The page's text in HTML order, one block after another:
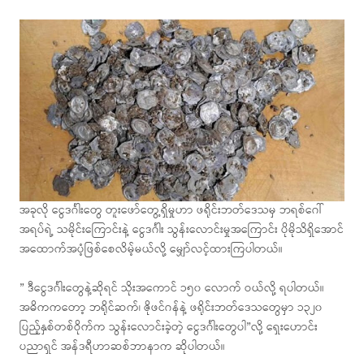
အခုလို ငွေဒင်္ဂါးတွေ တူးဖော်တွေ့ရှိမှုဟာ ဖရိုင်းဘတ်ဒေသမှ ဘရစ်ဂေါ်
အရပ်ရဲ့ သမိုင်းကြောင်းနဲ့ ငွေဒင်္ဂါး သွန်းလောင်းမှုအကြောင်း ပိုမိုသိရှိအောင်
အထောက်အပံ့ဖြစ်စေလိမ့်မယ်လို့ မျှော်လင့်ထားကြပါတယ်။
” ဒီငွေဒင်္ဂါးတွေနဲ့ဆိုရင် သိုးအကောင် ၁၅၀ လောက် ဝယ်လို့ ရပါတယ်။
အဓိကကတော့ ဘရိုင်ဆက်၊ ဇိုဖင်ဂန်နဲ့ ဖရိုင်းဘတ်ဒေသတွေမှာ ၁၃၂၀
ပြည့်နှစ်တစ်ဝိုက်က သွန်းလောင်းခဲ့တဲ့ ငွေဒင်္ဂါးတွေပါ”လို့ ရှေးဟောင်း
ပညာရှင် အန်ဒရီဟာဆစ်ဘာနာက ဆိုပါတယ်။